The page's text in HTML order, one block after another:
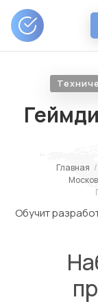
Главная /
Обучит